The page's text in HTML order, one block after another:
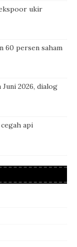
ukir
60 persen saham
2026, dialog
api